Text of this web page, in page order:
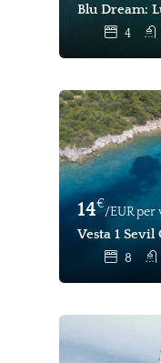
Blu Dream:
4
14€
/EUR per
Vesta 1 Sevil
8